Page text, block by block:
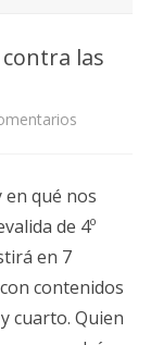
las
en qué nos
de 4º
en 7
contenidos
cuarto. Quien